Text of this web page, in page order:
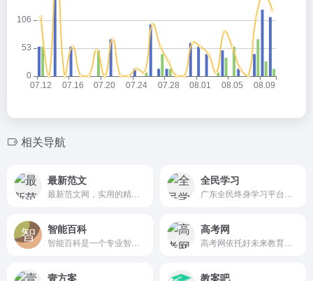
相关导航
最新范文 全民学习
智能百科 高考网
壹方案 教案吧